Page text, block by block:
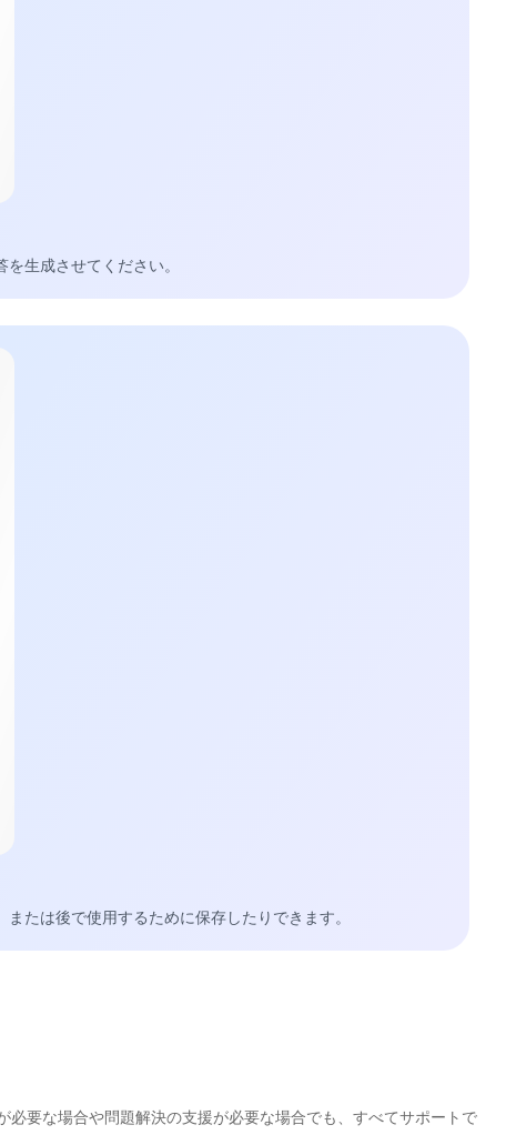
生成させてください。
たは後で使用するために保存したりできます。
要な場合や問題解決の支援が必要な場合でも、すべてサポートで